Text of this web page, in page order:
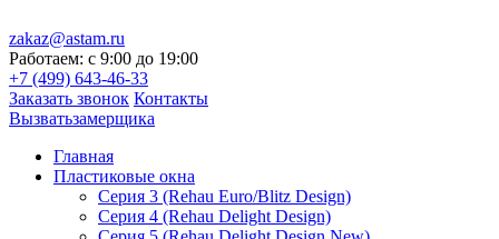
zakaz@astam.ru
Работаем: с 9:00 до 19:00
+7 (499) 643-46-33
Заказать звонок Контакты
Вызватьзамерщика
Главная
Пластиковые окна
Серия 3 (Rehau Euro/Blitz Design)
Серия 4 (Rehau Delight Design)